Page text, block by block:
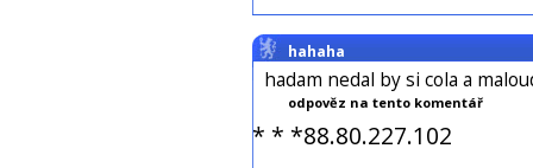
hahaha
hadam nedal by si cola a
odpověz na tento komentář
* * *88.80.227.102